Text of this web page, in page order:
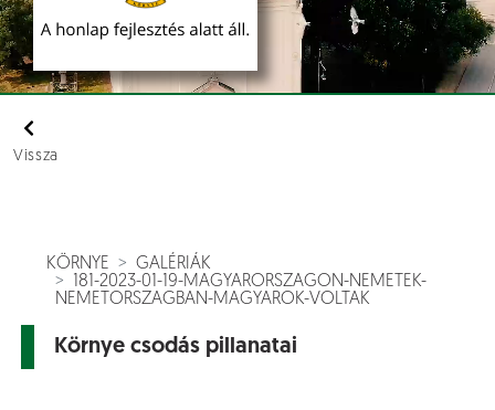
Vissza
KÖRNYE
GALÉRIÁK
181-2023-01-19-MAGYARORSZAGON-NEMETEK-
NEMETORSZAGBAN-MAGYAROK-VOLTAK
Környe csodás pillanatai
Aloldalak [ ]